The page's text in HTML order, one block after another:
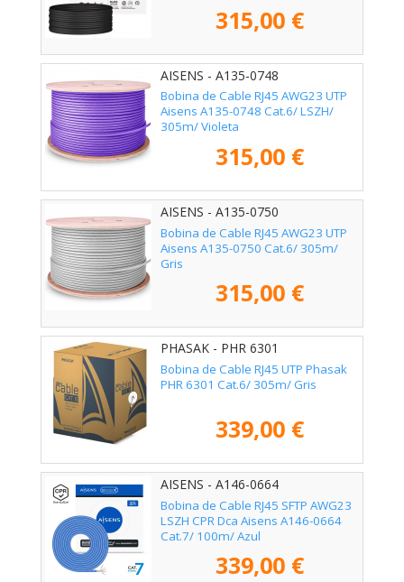
315,00 €
AISENS - A135-0748
Bobina de Cable RJ45 AWG23 UTP
Aisens A135-0748 Cat.6/ LSZH/
305m/ Violeta
315,00 €
AISENS - A135-0750
Bobina de Cable RJ45 AWG23 UTP
Aisens A135-0750 Cat.6/ 305m/
Gris
315,00 €
PHASAK - PHR 6301
Bobina de Cable RJ45 UTP Phasak
PHR 6301 Cat.6/ 305m/ Gris
339,00 €
AISENS - A146-0664
Bobina de Cable RJ45 SFTP AWG23
LSZH CPR Dca Aisens A146-0664
Cat.7/ 100m/ Azul
339,00 €